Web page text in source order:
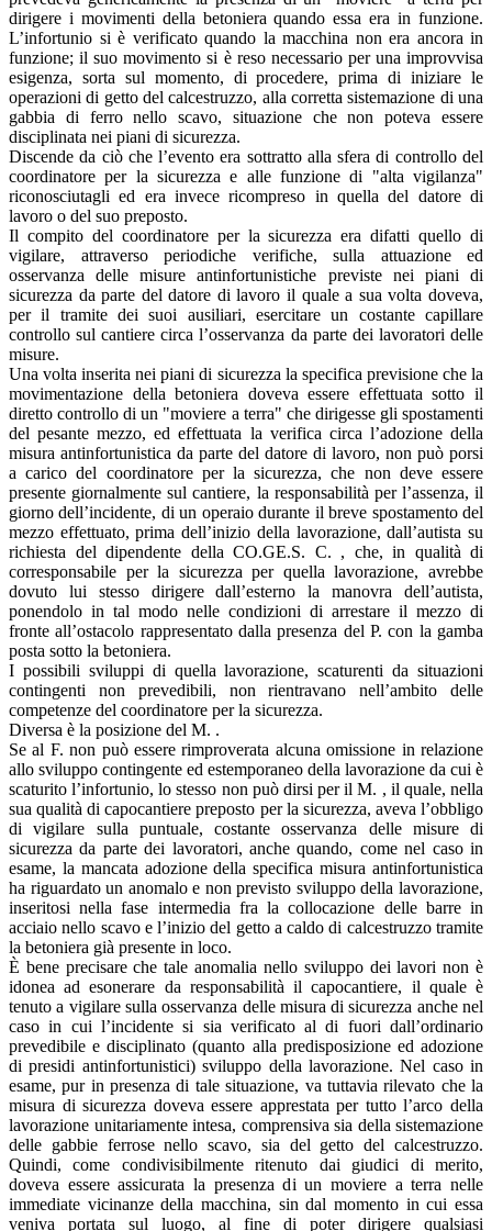
dirigere i movimenti della betoniera quando essa era in funzione.
L’infortunio si è verificato quando la macchina non era ancora in
funzione; il suo movimento si è reso necessario per una improvvisa
esigenza, sorta sul momento, di procedere, prima di iniziare le
operazioni di getto del calcestruzzo, alla corretta sistemazione di una
gabbia di ferro nello scavo, situazione che non poteva essere
disciplinata nei piani di sicurezza.
Discende da ciò che l’evento era sottratto alla sfera di controllo del
coordinatore per la sicurezza e alle funzione di "alta vigilanza"
riconosciutagli ed era invece ricompreso in quella del datore di
lavoro o del suo preposto.
Il compito del coordinatore per la sicurezza era difatti quello di
vigilare, attraverso periodiche verifiche, sulla attuazione ed
osservanza delle misure antinfortunistiche previste nei piani di
sicurezza da parte del datore di lavoro il quale a sua volta doveva,
per il tramite dei suoi ausiliari, esercitare un costante capillare
controllo sul cantiere circa l’osservanza da parte dei lavoratori delle
misure.
Una volta inserita nei piani di sicurezza la specifica previsione che la
movimentazione della betoniera doveva essere effettuata sotto il
diretto controllo di un "moviere a terra" che dirigesse gli spostamenti
del pesante mezzo, ed effettuata la verifica circa l’adozione della
misura antinfortunistica da parte del datore di lavoro, non può porsi
a carico del coordinatore per la sicurezza, che non deve essere
presente giornalmente sul cantiere, la responsabilità per l’assenza, il
giorno dell’incidente, di un operaio durante il breve spostamento del
mezzo effettuato, prima dell’inizio della lavorazione, dall’autista su
richiesta del dipendente della CO.GE.S. C. , che, in qualità di
corresponsabile per la sicurezza per quella lavorazione, avrebbe
dovuto lui stesso dirigere dall’esterno la manovra dell’autista,
ponendolo in tal modo nelle condizioni di arrestare il mezzo di
fronte all’ostacolo rappresentato dalla presenza del P. con la gamba
posta sotto la betoniera.
I possibili sviluppi di quella lavorazione, scaturenti da situazioni
contingenti non prevedibili, non rientravano nell’ambito delle
competenze del coordinatore per la sicurezza.
Diversa è la posizione del M. .
Se al F. non può essere rimproverata alcuna omissione in relazione
allo sviluppo contingente ed estemporaneo della lavorazione da cui è
scaturito l’infortunio, lo stesso non può dirsi per il M. , il quale, nella
sua qualità di capocantiere preposto per la sicurezza, aveva l’obbligo
di vigilare sulla puntuale, costante osservanza delle misure di
sicurezza da parte dei lavoratori, anche quando, come nel caso in
esame, la mancata adozione della specifica misura antinfortunistica
ha riguardato un anomalo e non previsto sviluppo della lavorazione,
inseritosi nella fase intermedia fra la collocazione delle barre in
acciaio nello scavo e l’inizio del getto a caldo di calcestruzzo tramite
la betoniera già presente in loco.
È bene precisare che tale anomalia nello sviluppo dei lavori non è
idonea ad esonerare da responsabilità il capocantiere, il quale è
tenuto a vigilare sulla osservanza delle misura di sicurezza anche nel
caso in cui l’incidente si sia verificato al di fuori dall’ordinario
prevedibile e disciplinato (quanto alla predisposizione ed adozione
di presidi antinfortunistici) sviluppo della lavorazione. Nel caso in
esame, pur in presenza di tale situazione, va tuttavia rilevato che la
misura di sicurezza doveva essere apprestata per tutto l’arco della
lavorazione unitariamente intesa, comprensiva sia della sistemazione
delle gabbie ferrose nello scavo, sia del getto del calcestruzzo.
Quindi, come condivisibilmente ritenuto dai giudici di merito,
doveva essere assicurata la presenza di un moviere a terra nelle
immediate vicinanze della macchina, sin dal momento in cui essa
veniva portata sul luogo, al fine di poter dirigere qualsiasi